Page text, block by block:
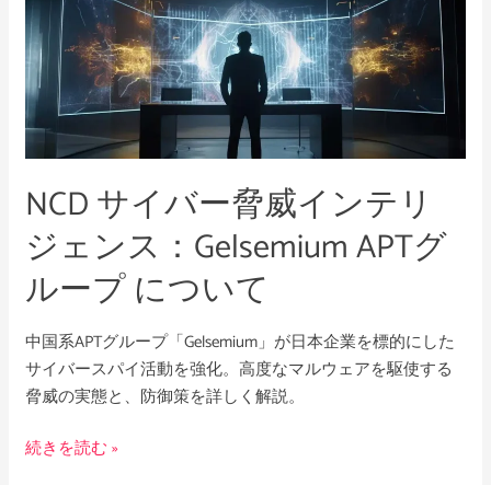
と
NCD サイバー脅威インテリ
ジェンス：Gelsemium APTグ
ループ について
中国系APTグループ「Gelsemium」が日本企業を標的にした
サイバースパイ活動を強化。高度なマルウェアを駆使する
脅威の実態と、防御策を詳しく解説。
サ
イ
バ
ー
脅
威
ン
テ
リ
ジ
ン
ス：
Gelsemium
グ
続きを読む »